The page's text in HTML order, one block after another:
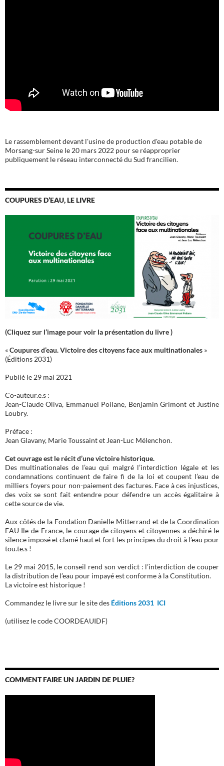
Le rassemblement devant l'usine de production d'eau potable de
Morsang-sur Seine le 20 mars 2022 pour se réapproprier
publiquement le réseau interconnecté du Sud francilien.
COUPURES D’EAU, LE LIVRE
(Cliquez sur l’image pour voir la présentation du livre )
«Coupures d’eau. Victoire des citoyens face aux multinationales »
(Éditions 2031)
Publié le 29 mai 2021
Co-auteur.e.s :
Jean-Claude Oliva, Emmanuel Poilane, Benjamin Grimont et Justine
Loubry.
Préface :
Jean Glavany, Marie Toussaint et Jean-Luc Mélenchon.
Cet ouvrage est le récit d’une victoire historique.
Des multinationales de l’eau qui malgré l’interdiction légale et les
condamnations continuent de faire fi de la loi et coupent l’eau de
milliers foyers pour non-paiement des factures. Face à ces injustices,
des voix se sont fait entendre pour défendre un accès égalitaire à
cette source de vie.
Aux côtés de la Fondation Danielle Mitterrand et de la Coordination
EAU Ile-de-France, le courage de citoyens et citoyennes a déchiré le
silence imposé et clamé haut et fort les principes du droit à l’eau pour
tou.te.s !
Le 29 mai 2015, le conseil rend son verdict : l’interdiction de couper
la distribution de l’eau pour impayé est conforme à la Constitution.
La victoire est historique !
Commandez le livre sur le site des Éditions 2031 ICI
(utilisez le code COORDEAUIDF)
COMMENT FAIRE UN JARDIN DE PLUIE?